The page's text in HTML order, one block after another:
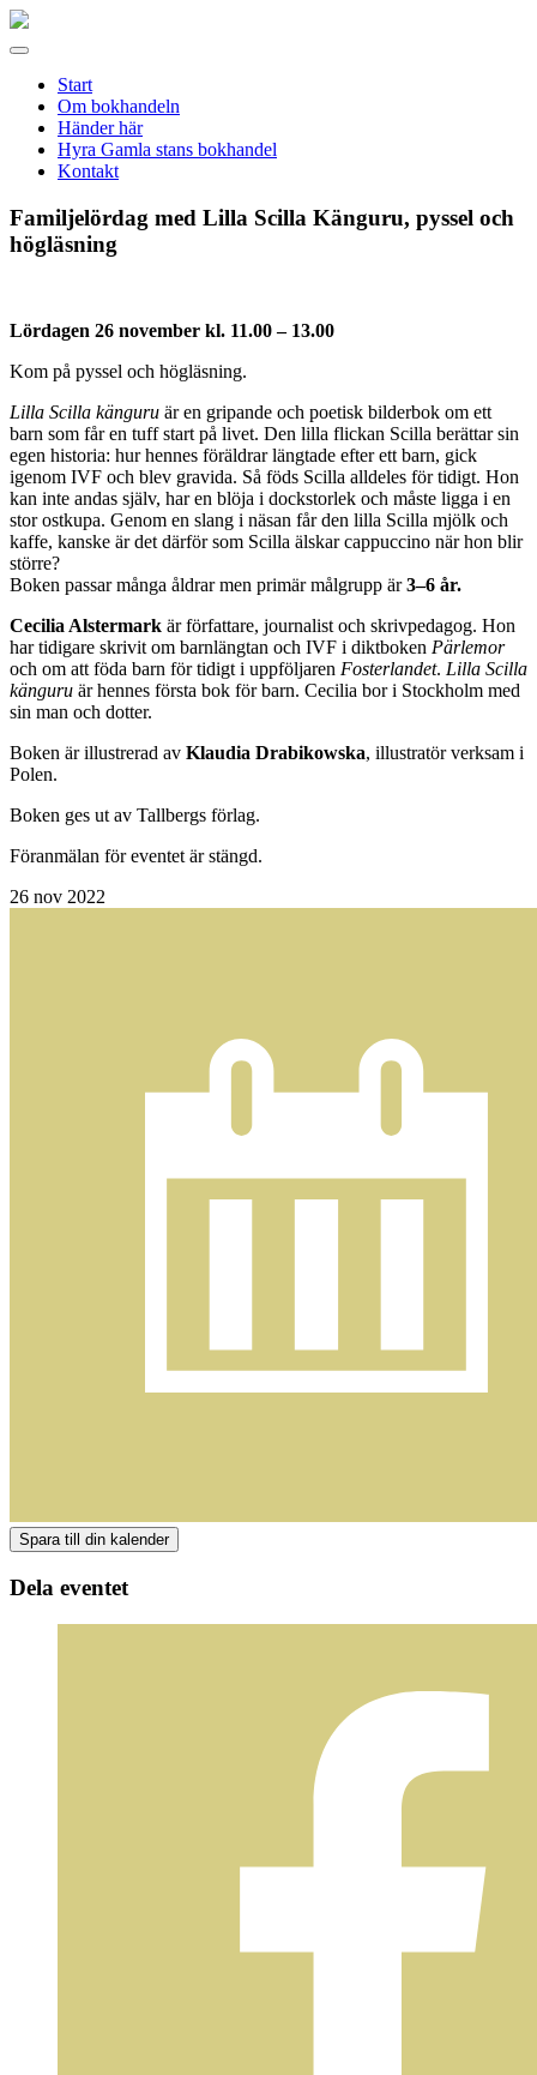
Gamla
Meny
Start
Om bokhandeln
Händer här
Hyra Gamla stans bokhandel
Kontakt
Familjelördag med Lilla Scilla Känguru, pyssel och
högläsning
Lördagen 26 november kl. 11.00 – 13.00
Kom på pyssel och högläsning.
Lilla Scilla känguru är en gripande och poetisk bilderbok om ett
barn som får en tuff start på livet. Den lilla flickan Scilla berättar sin
egen historia: hur hennes föräldrar längtade efter ett barn, gick
igenom IVF och blev gravida. Så föds Scilla alldeles för tidigt. Hon
kan inte andas själv, har en blöja i dockstorlek och måste ligga i en
stor ostkupa. Genom en slang i näsan får den lilla Scilla mjölk och
kaffe, kanske är det därför som Scilla älskar cappuccino när hon blir
större?
Boken passar många åldrar men primär målgrupp är3–6 år.
Cecilia Alstermark är författare, journalist och skrivpedagog. Hon
har tidigare skrivit om barnlängtan och IVF i diktboken Pärlemor
och om att föda barn för tidigt i uppföljaren Fosterlandet. Lilla Scilla
känguru är hennes första bok för barn. Cecilia bor i Stockholm med
sin man och dotter.
Boken är illustrerad av Klaudia Drabikowska, illustratör verksam i
Polen.
Boken ges ut av Tallbergs förlag.
Föranmälan för eventet är stängd.
26 nov 2022
Dela eventet